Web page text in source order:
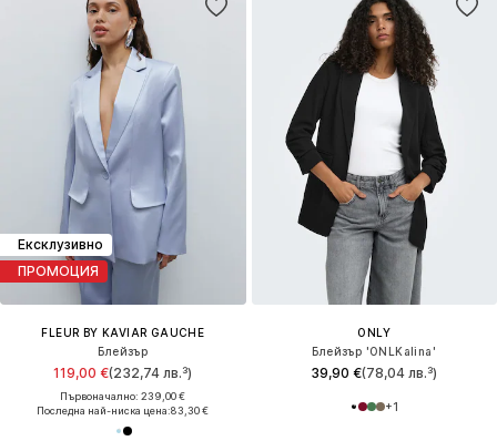
Ексклузивно
ПРОМОЦИЯ
FLEUR BY KAVIAR GAUCHE
Блейзър
119,00 €(232,74 лв.³)
Първоначално: 239,00 €
Последна най-ниска цена:83,30 €
ONLY
Блейзър 'ONLKalina'
39,90 €(78,04 лв.³)
+1